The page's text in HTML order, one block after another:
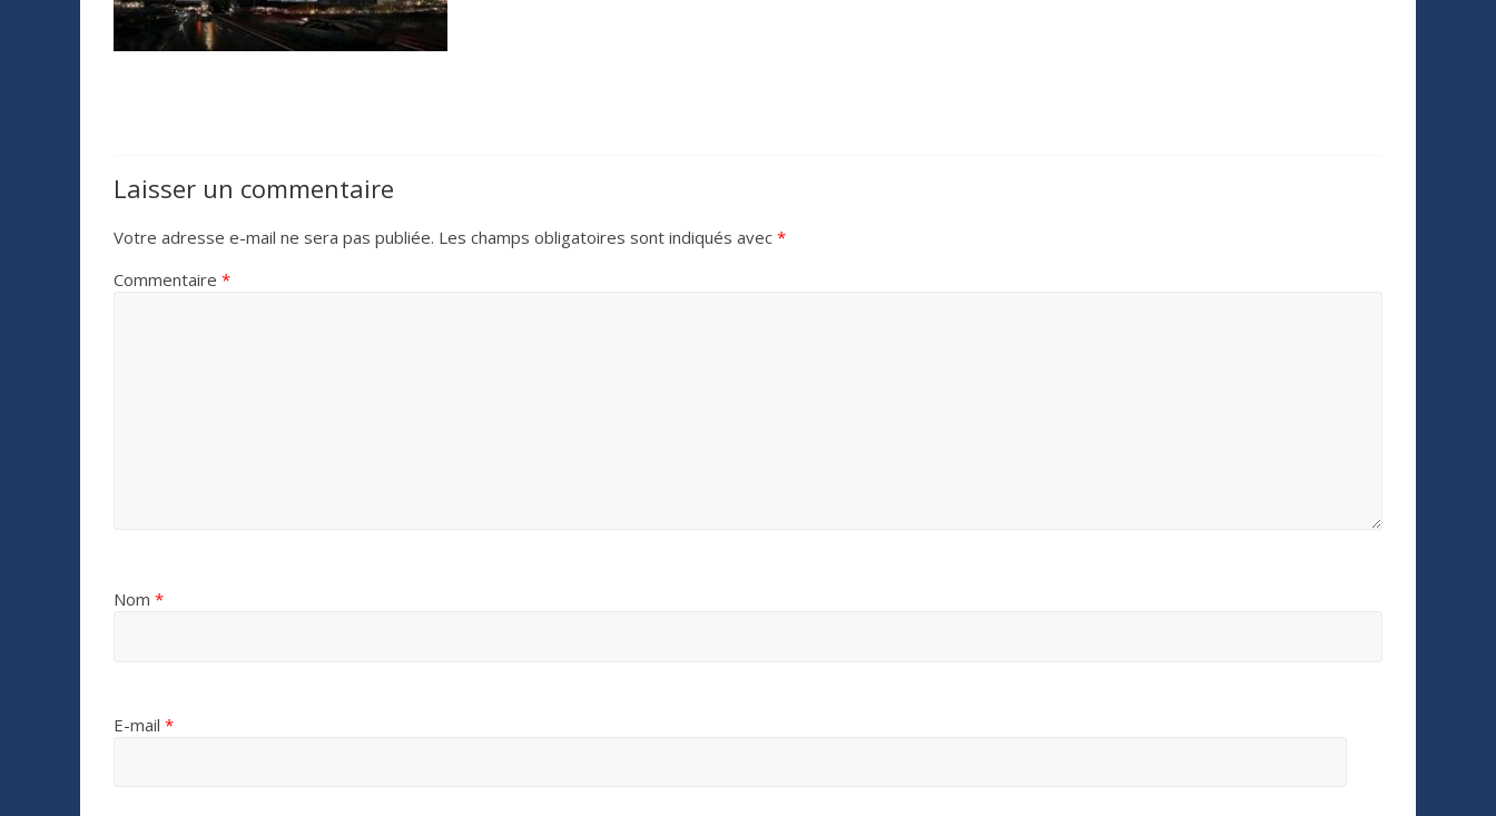
Laisser un commentaire
Votre adresse e-mail ne sera pas publiée. Les champs obligatoires sont indiqués avec *
Commentaire *
Nom *
E-mail *